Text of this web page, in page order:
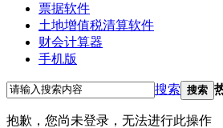
票据软件
土地增值税清算软件
财会计算器
手机版
搜索 搜索
抱歉，您尚未登录，无法进行此操作